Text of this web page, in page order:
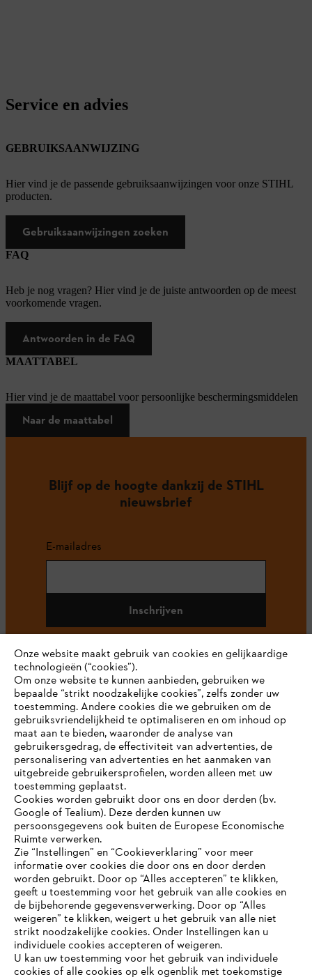
Service en advies
GEBRUIKSAANWIJZING
Hier vind je de passende gebruiksaanwijzingen voor onze STIHL
producten.
Gebruiksaanwijzingen zoeken
FAQ
Heb je nog vragen? Hier vind je de juiste antwoorden op de meest
voorkomende vragen.
Antwoorden in de FAQ
MAATTABEL
Hier vind je de maattabel voor persoonlijke beschermingsmiddelen
Naar de maattabel
Blijf op de hoogte dankzij de STIHL
nieuwsbrief
E-mailadres
Inschrijven
#STIHL
Bedrijf
STIHL FAQ
Contact
JE BROWSER WORDT NIET
ONDERSTEUND
Je gebruikt een browser die we nog niet ondersteunen. Om
onze website optimaal te kunnen gebruiken, raden we aan dat
je overschakelt op één van de volgende browsers:
Onze website maakt gebruik van cookies en gelijkaardige
technologieën (“cookies”).
Om onze website te kunnen aanbieden, gebruiken we
bepaalde “strikt noodzakelijke cookies”, zelfs zonder uw
toestemming. Andere cookies die we gebruiken om de
gebruiksvriendelijkheid te optimaliseren en om inhoud op
maat aan te bieden, waaronder de analyse van
gebruikersgedrag, de effectiviteit van advertenties, de
personalisering van advertenties en het aanmaken van
uitgebreide gebruikersprofielen, worden alleen met uw
toestemming geplaatst.
Cookies worden gebruikt door ons en door derden (bv.
Google of Tealium). Deze derden kunnen uw
persoonsgegevens ook buiten de Europese Economische
Ruimte verwerken.
Zie “Instellingen” en “Cookieverklaring” voor meer
informatie over cookies die door ons en door derden
worden gebruikt. Door op “Alles accepteren” te klikken,
geeft u toestemming voor het gebruik van alle cookies en
de bijbehorende gegevensverwerking. Door op “Alles
weigeren” te klikken, weigert u het gebruik van alle niet
strikt noodzakelijke cookies. Onder Instellingen kan u
individuele cookies accepteren of weigeren.
U kan uw toestemming voor het gebruik van individuele
cookies of alle cookies op elk ogenblik met toekomstige